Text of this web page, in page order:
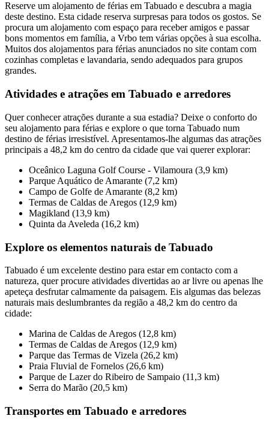
Reserve um alojamento de férias em Tabuado e descubra a magia
deste destino. Esta cidade reserva surpresas para todos os gostos. Se
procura um alojamento com espaço para receber amigos e passar
bons momentos em família, a Vrbo tem várias opções à sua escolha.
Muitos dos alojamentos para férias anunciados no site contam com
cozinhas completas e lavandaria, sendo adequados para grupos
grandes.
Atividades e atrações em Tabuado e arredores
Quer conhecer atrações durante a sua estadia? Deixe o conforto do
seu alojamento para férias e explore o que torna Tabuado num
destino de férias irresistível. Apresentamos-lhe algumas das atrações
principais a 48,2 km do centro da cidade que vai querer explorar:
Oceânico Laguna Golf Course - Vilamoura (3,9 km)
Parque Aquático de Amarante (7,2 km)
Campo de Golfe de Amarante (8,2 km)
Termas de Caldas de Aregos (12,9 km)
Magikland (13,9 km)
Quinta da Aveleda (16,2 km)
Explore os elementos naturais de Tabuado
Tabuado é um excelente destino para estar em contacto com a
natureza, quer procure atividades divertidas ao ar livre ou apenas lhe
apeteça desfrutar calmamente da paisagem. Eis algumas das belezas
naturais mais deslumbrantes da região a 48,2 km do centro da
cidade:
Marina de Caldas de Aregos (12,8 km)
Termas de Caldas de Aregos (12,9 km)
Parque das Termas de Vizela (26,2 km)
Praia Fluvial de Fornelos (26,6 km)
Parque de Lazer do Ribeiro de Sampaio (11,3 km)
Serra do Marão (20,5 km)
Transportes em Tabuado e arredores